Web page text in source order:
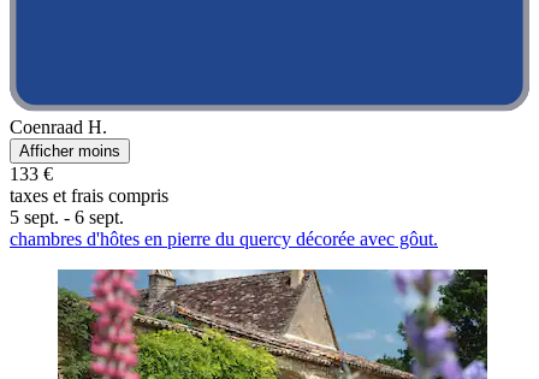
Coenraad H.
Afficher moins
133 €
taxes et frais compris
5 sept. - 6 sept.
chambres d'hôtes en pierre du quercy décorée avec gôut.